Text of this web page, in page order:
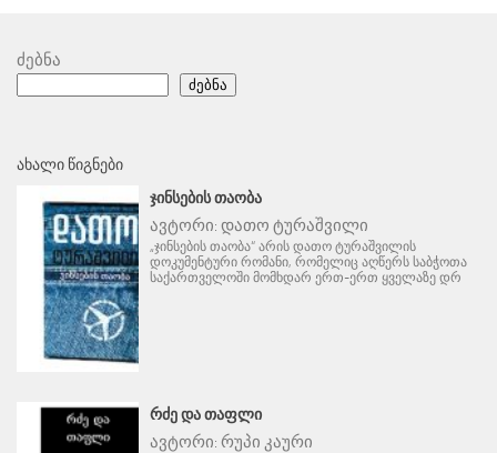
ძებნა
ძებნა
ᲐᲮᲐᲚᲘ ᲬᲘᲒᲜᲔᲑᲘ
ᲯᲘᲜᲡᲔᲑᲘᲡ ᲗᲐᲝᲑᲐ
ავტორი: დათო ტურაშვილი
„ჯინსების თაობა“ არის დათო ტურაშვილის
დოკუმენტური რომანი, რომელიც აღწერს საბჭოთა
საქართველოში მომხდარ ერთ-ერთ ყველაზე დრ
ᲠᲫᲔ ᲓᲐ ᲗᲐᲤᲚᲘ
ავტორი: რუპი კაური